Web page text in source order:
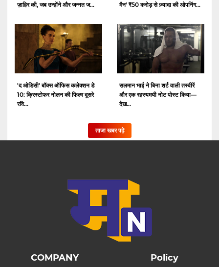
ज़ाहिर की, जब उन्होंने और जन्नत ज...
मैन' ₹50 करोड़ से ज़्यादा की ओपनिंग...
'द ओडिसी' बॉक्स ऑफिस कलेक्शन डे
10: क्रिस्टोफर नोलन की फिल्म दूसरे
रवि...
सलमान भाई ने बिना शर्ट वाली तस्वीरें
और एक रहस्यमयी नोट पोस्ट किया—
देख...
ताजा खबर पढ़े
COMPANY Policy